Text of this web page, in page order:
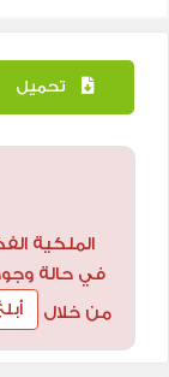
تحميل
الملكية
في حالة
من خلال